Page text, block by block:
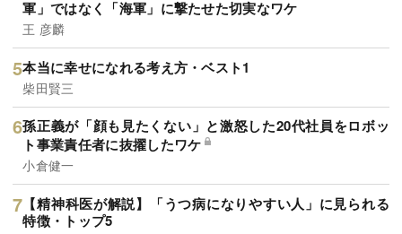
軍」ではなく「海軍」に撃たせた切実なワケ
王 彦麟
本当に幸せになれる考え方・ベスト1
柴田賢三
孫正義が「顔も見たくない」と激怒した20代社員をロボッ
ト事業責任者に抜擢したワケ
小倉健一
【精神科医が解説】「うつ病になりやすい人」に見られる
特徴・トップ5